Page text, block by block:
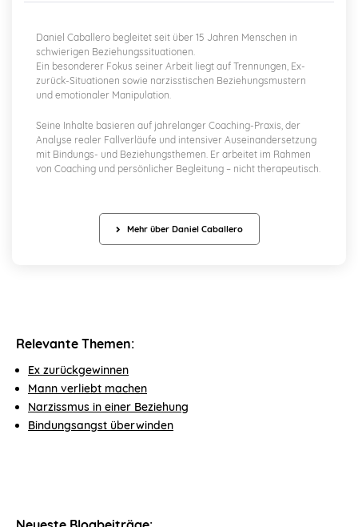
Daniel Caballero begleitet seit über 15 Jahren Menschen in
schwierigen Beziehungssituationen.
Ein besonderer Fokus seiner Arbeit liegt auf Trennungen, Ex-
zurück-Situationen sowie narzisstischen Beziehungsmustern
und emotionaler Manipulation.
Seine Inhalte basieren auf jahrelanger Coaching-Praxis, der
Analyse realer Fallverläufe und intensiver Auseinandersetzung
mit Bindungs- und Beziehungsthemen. Er arbeitet im Rahmen
von Coaching und persönlicher Begleitung – nicht therapeutisch.
Mehr über Daniel Caballero
Relevante Themen:
Ex zurückgewinnen
Mann verliebt machen
Narzissmus in einer Beziehung
Bindungsangst überwinden